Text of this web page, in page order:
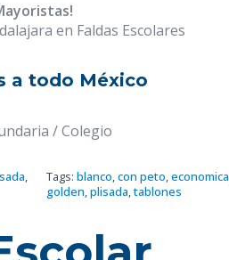
en Faldas Escolares
a todo México
/ Colegio
,
Tags:blanco,con peto,economica
golden,plisada,tablones